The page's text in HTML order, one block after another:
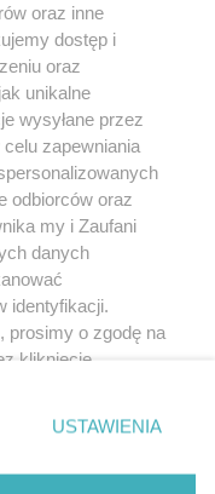
być powielany i
w jakikolwiek sposób (w
polu
w Internecie
użycie lub
naruszeniem prawa, tzn.
kary i może być ścigane
oraz inne
dostęp i
oraz
unikalne
wysyłane przez
zapewniania
odbiorców oraz
my i Zaufani
danych
identyfikacji.
prosimy o zgodę na
kliknięcie
prywatności
strony
zgody
USTAWIENIA